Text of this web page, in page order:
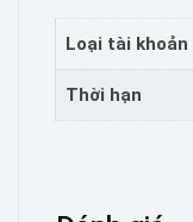
Loại tài khoản
Thời hạn